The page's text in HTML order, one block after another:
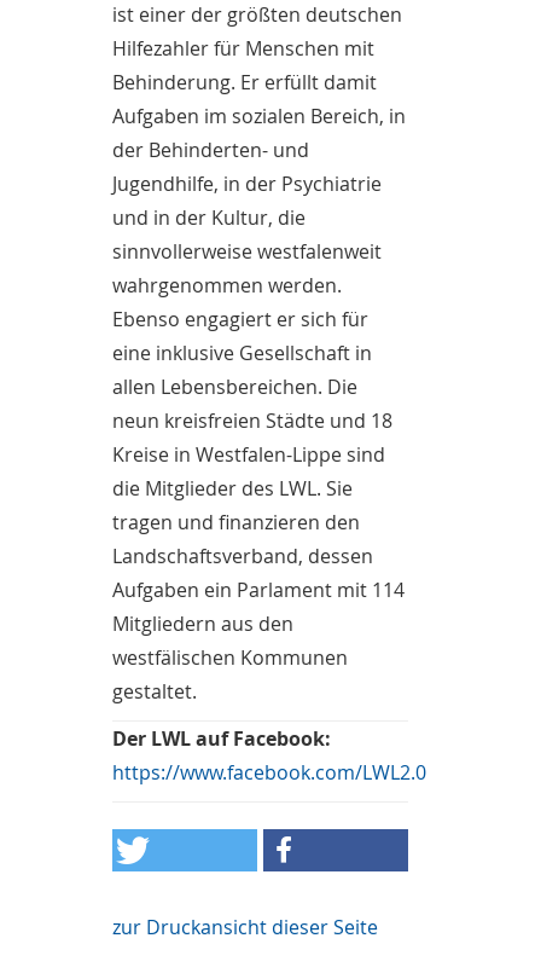
ist einer der größten deutschen
Hilfezahler für Menschen mit
Behinderung. Er erfüllt damit
Aufgaben im sozialen Bereich, in
der Behinderten- und
Jugendhilfe, in der Psychiatrie
und in der Kultur, die
sinnvollerweise westfalenweit
wahrgenommen werden.
Ebenso engagiert er sich für
eine inklusive Gesellschaft in
allen Lebensbereichen. Die
neun kreisfreien Städte und 18
Kreise in Westfalen-Lippe sind
die Mitglieder des LWL. Sie
tragen und finanzieren den
Landschaftsverband, dessen
Aufgaben ein Parlament mit 114
Mitgliedern aus den
westfälischen Kommunen
gestaltet.
Der LWL auf Facebook:
https://www.facebook.com/LWL2.0
zur Druckansicht dieser Seite